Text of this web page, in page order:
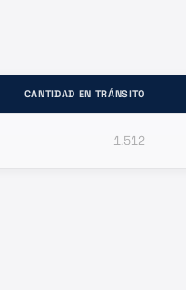
CANTIDAD EN TRÁNSITO
1.512